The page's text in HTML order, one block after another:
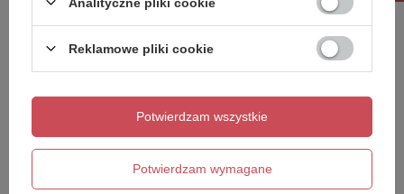
Reklamowe pliki cookie
Potwierdzam wymagane
Potwierdzam wszystkie